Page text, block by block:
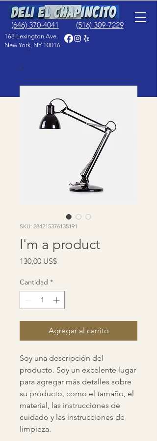
(516) 309-7229
(646) 370-4041
168 Lexington Ave.
New York, NY 10016
SKU: 284215376135191
I'm a product
130,00 US$Precio
Cantidad *
Agregar al carrito
Soy una descripción del
producto. Soy un excelente lugar
para agregar más detalles sobre
su producto, como el tamaño, el
material, las instrucciones de
cuidado y las instrucciones de
limpieza.